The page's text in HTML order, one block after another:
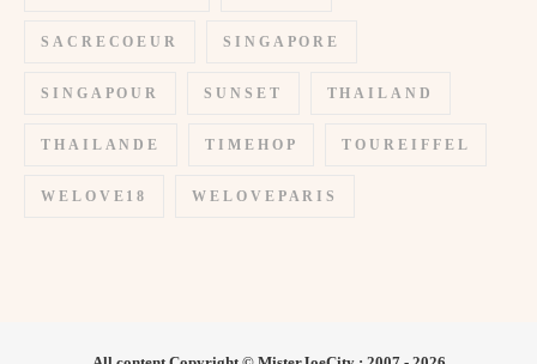
SACRECOEUR SINGAPORE
SINGAPOUR SUNSET THAILAND
THAILANDE TIMEHOP TOUREIFFEL
WELOVE18 WELOVEPARIS